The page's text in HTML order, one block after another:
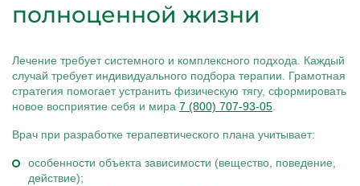
полноценной жизни
Лечение требует системного и комплексного подхода. Каждый
случай требует индивидуального подбора терапии. Грамотная
стратегия помогает устранить физическую тягу, сформировать
новое восприятие себя и мира 7 (800) 707-93-05
Врач при разработке терапевтического плана учитывает:
особенности объекта зависимости (вещество, поведение,
действие);